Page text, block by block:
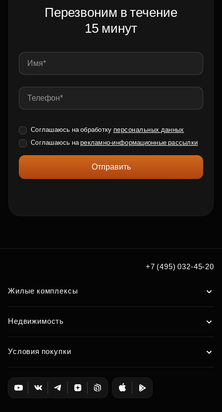
Перезвоним в течение
15 минут
Соглашаюсь на обработку персональных данных
Соглашаюсь нарекламно-информационные рассылки
Отправить
+7 (495) 032-45-20
Жилые комплексы
Недвижимость
Условия покупки